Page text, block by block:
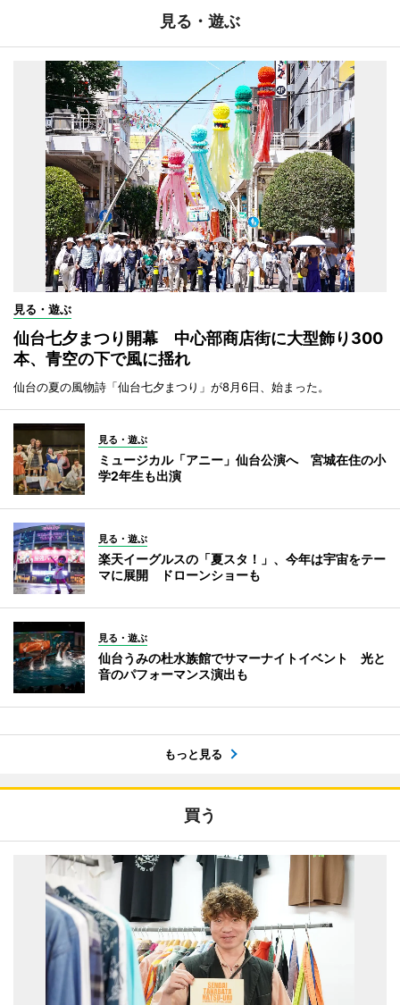
見る・遊ぶ
見る・遊ぶ
仙台七夕まつり開幕 中心部商店街に大型飾り300
本、青空の下で風に揺れ
仙台の夏の風物詩「仙台七夕まつり」が8月6日、始まった。
見る・遊ぶ
ミュージカル「アニー」仙台公演へ 宮城在住の小
学2年生も出演
見る・遊ぶ
楽天イーグルスの「夏スタ！」、今年は宇宙をテー
マに展開 ドローンショーも
見る・遊ぶ
仙台うみの杜水族館でサマーナイトイベント 光と
音のパフォーマンス演出も
もっと見る
買う